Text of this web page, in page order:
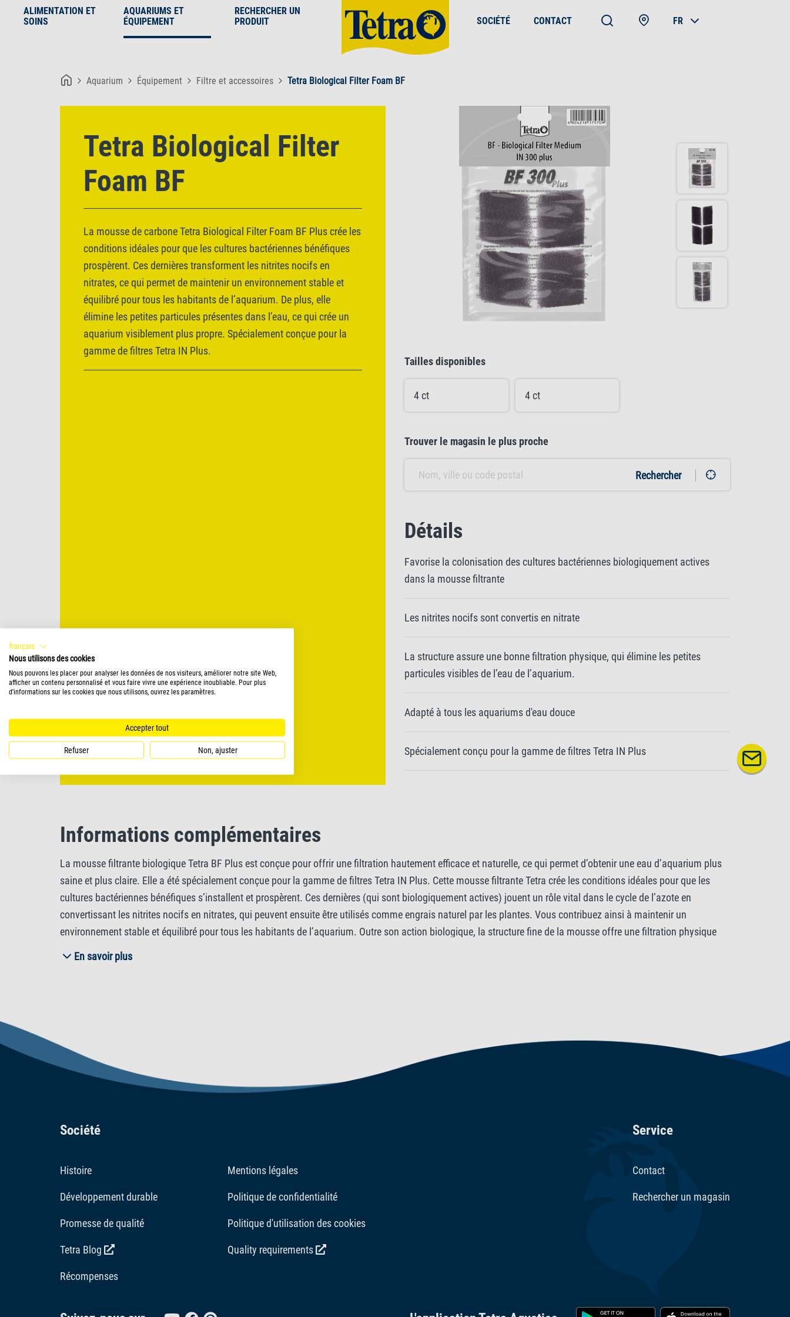
ALIMENTATION ET
SOINS
AQUARIUMS ET
ÉQUIPEMENT
RECHERCHER UN
PRODUIT
SOCIÉTÉ CONTACT FR
Aquarium Équipement Filtre et accessoires Tetra Biological Filter Foam BF
Tetra Biological Filter
Foam BF
La mousse de carbone Tetra Biological Filter Foam BF Plus crée les
conditions idéales pour que les cultures bactériennes bénéfiques
prospèrent. Ces dernières transforment les nitrites nocifs en
nitrates, ce qui permet de maintenir un environnement stable et
équilibré pour tous les habitants de l’aquarium. De plus, elle
élimine les petites particules présentes dans l’eau, ce qui crée un
aquarium visiblement plus propre. Spécialement conçue pour la
gamme de filtres Tetra IN Plus.
Tailles disponibles
4 ct 4 ct
Trouver le magasin le plus proche
Rechercher
Détails
Favorise la colonisation des cultures bactériennes biologiquement actives
dans la mousse filtrante
Les nitrites nocifs sont convertis en nitrate
La structure assure une bonne filtration physique, qui élimine les petites
particules visibles de l’eau de l’aquarium.
Adapté à tous les aquariums d'eau douce
Spécialement conçu pour la gamme de filtres Tetra IN Plus
Informations complémentaires
La mousse filtrante biologique Tetra BF Plus est conçue pour offrir une filtration hautement efficace et naturelle, ce qui permet d’obtenir une eau d’aquarium plus
saine et plus claire. Elle a été spécialement conçue pour la gamme de filtres Tetra IN Plus. Cette mousse filtrante Tetra crée les conditions idéales pour que les
cultures bactériennes bénéfiques s’installent et prospèrent. Ces dernières (qui sont biologiquement actives) jouent un rôle vital dans le cycle de l’azote en
convertissant les nitrites nocifs en nitrates, qui peuvent ensuite être utilisés comme engrais naturel par les plantes. Vous contribuez ainsi à maintenir un
environnement stable et équilibré pour tous les habitants de l’aquarium. Outre son action biologique, la structure fine de la mousse offre une filtration physique
efficace. En capturant et en éliminant les petites particules visibles de l’eau, elle assure une meilleure clarté et contribue à un aquarium visiblement plus propre. La
mousse Tetra Biological Filter Foam BF est adaptée à tous les aquariums d’eau douce, ce qui en fait un produit polyvalent et fiable pour les aquariophiles qui
En savoir plus
Société
Histoire Mentions légales
Développement durable Politique de confidentialité
Promesse de qualité Politique d'utilisation des cookies
Tetra Blog Quality requirements
Récompenses
Service
Contact
Rechercher un magasin
français
Nous utilisons des cookies
Nous pouvons les placer pour analyser les données de nos visiteurs, améliorer notre site Web,
afficher un contenu personnalisé et vous faire vivre une expérience inoubliable. Pour plus
d'informations sur les cookies que nous utilisons, ouvrez les paramètres.
Accepter tout
Refuser Non, ajuster